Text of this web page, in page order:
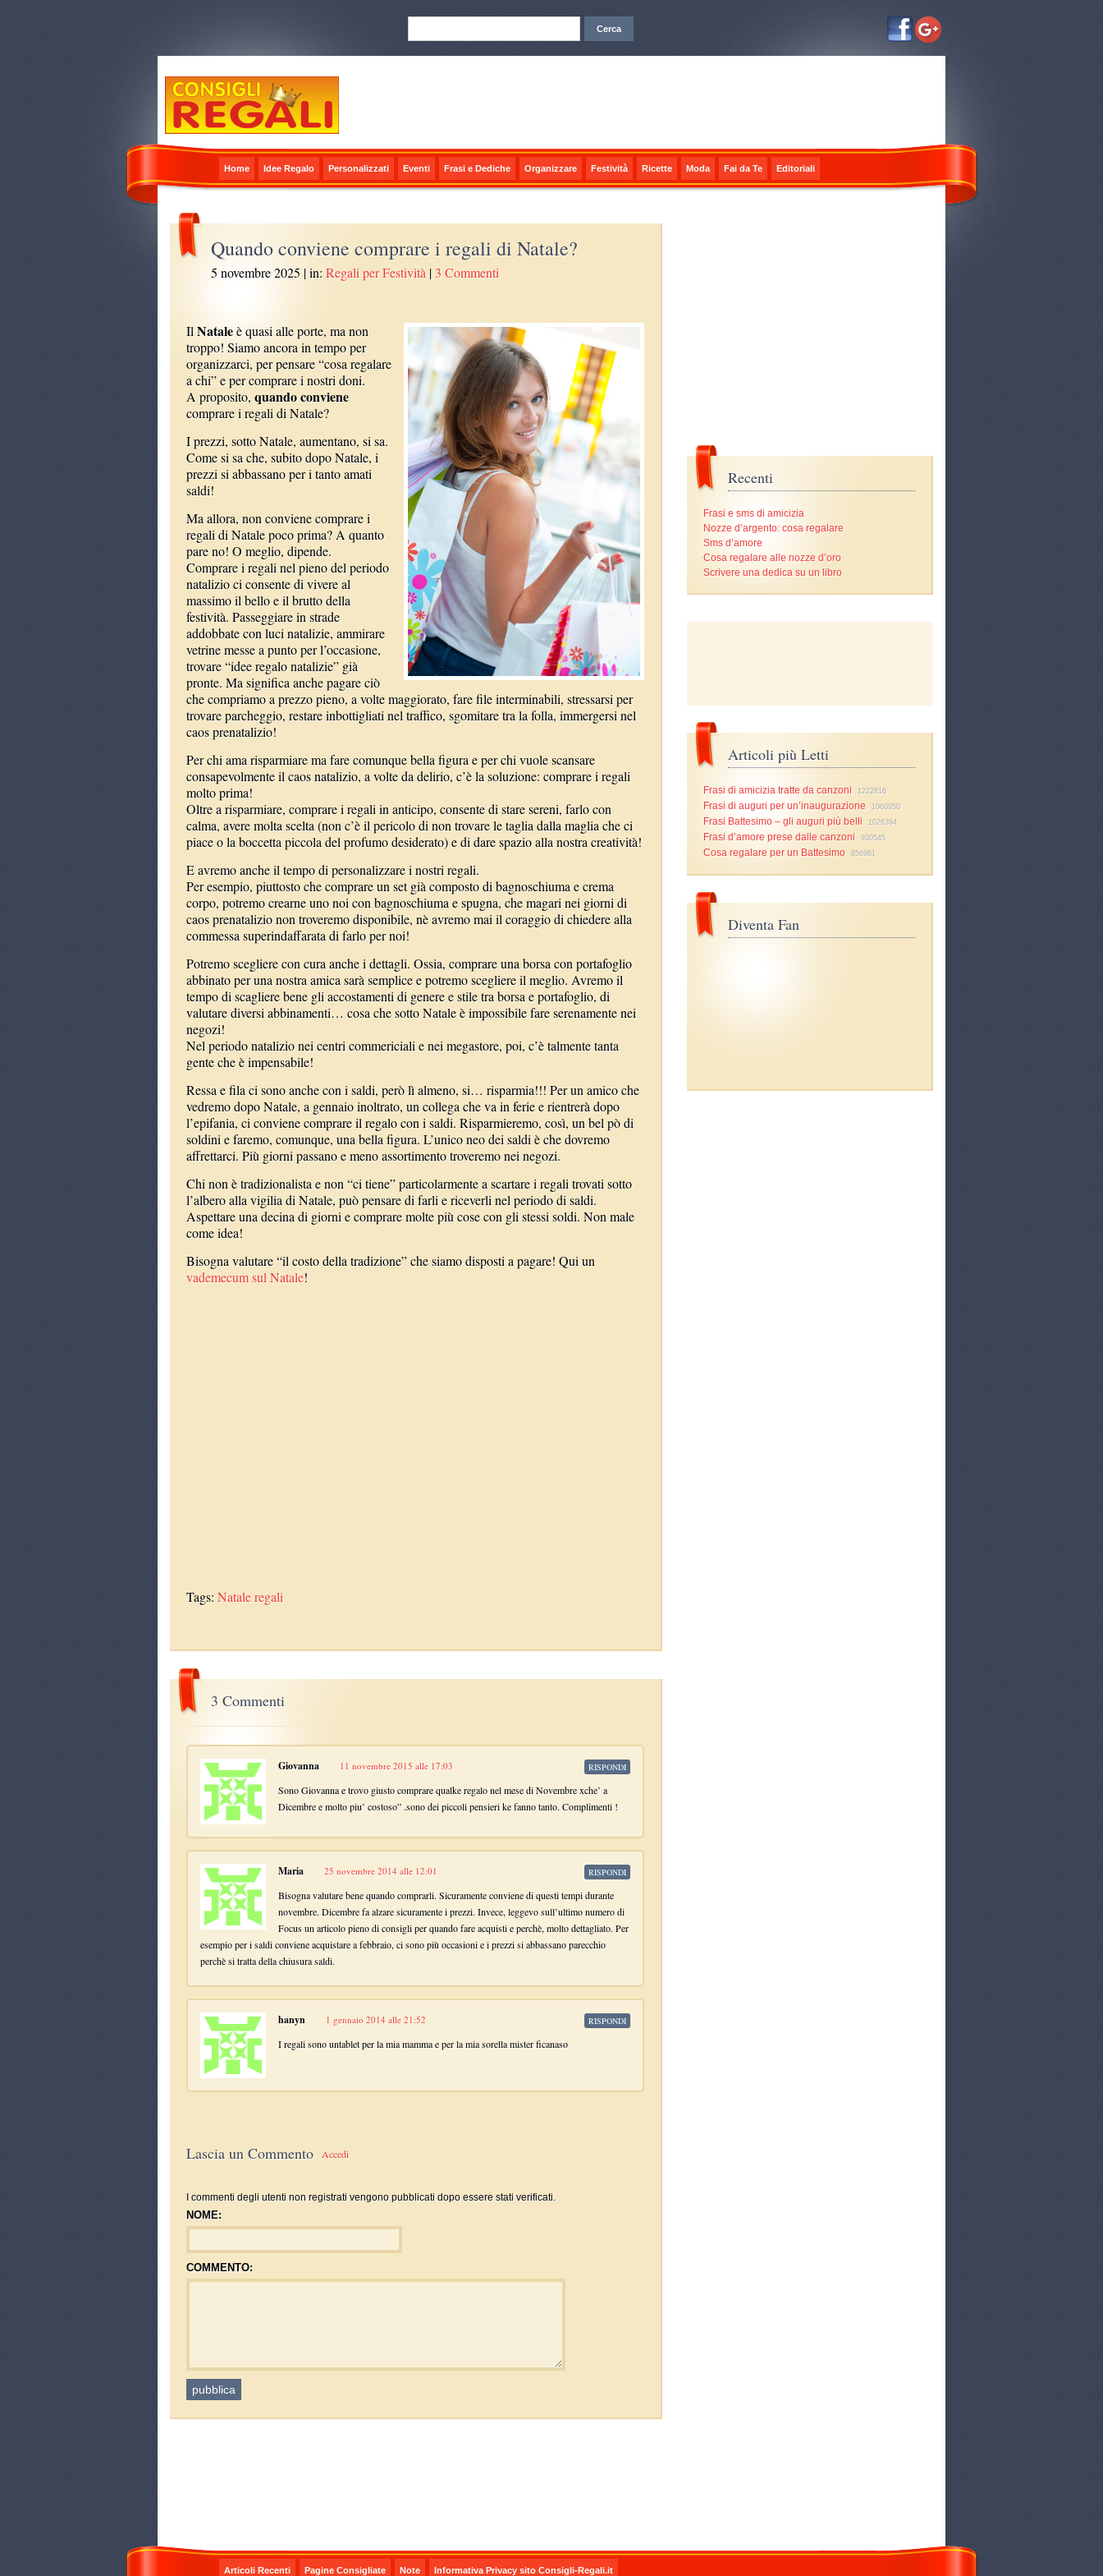
Home Idee Regalo Personalizzati Eventi Frasi e Dediche Organizzare Festività Ricette Moda Fai da Te Editoriali
Quando conviene comprare i regali di Natale?
5 novembre 2025 | in:Regali per Festività | 3 Commenti
IlNataleè quasi alle porte, ma non
troppo! Siamo ancora in tempo per
organizzarci, per pensare “cosa regalare
a chi” e per comprare i nostri doni.
A proposito, quando conviene
comprare i regali di Natale?
I prezzi, sotto Natale, aumentano, si sa.
Come si sa che, subito dopo Natale, i
prezzi si abbassano per i tanto amati
saldi!
Ma allora, non conviene comprare i
regali di Natale poco prima? A quanto
pare no! O meglio, dipende.
Comprare i regali nel pieno del periodo
natalizio ci consente di vivere al
massimo il bello e il brutto della
festività. Passeggiare in strade
addobbate con luci natalizie, ammirare
vetrine messe a punto per l’occasione,
trovare “idee regalo natalizie” già
pronte. Ma significa anche pagare ciò
che compriamo a prezzo pieno, a volte maggiorato, fare file interminabili, stressarsi per
trovare parcheggio, restare inbottigliati nel traffico, sgomitare tra la folla, immergersi nel
caos prenatalizio!
Per chi ama risparmiare ma fare comunque bella figura e per chi vuole scansare
consapevolmente il caos natalizio, a volte da delirio, c’è la soluzione: comprare i regali
molto prima!
Oltre a risparmiare, comprare i regali in anticipo, consente di stare sereni, farlo con
calma, avere molta scelta (non c’è il pericolo di non trovare le taglia dalla maglia che ci
piace o la boccetta piccola del profumo desiderato) e di dare spazio alla nostra creatività!
E avremo anche il tempo di personalizzare i nostri regali.
Per esempio, piuttosto che comprare un set già composto di bagnoschiuma e crema
corpo, potremo crearne uno noi con bagnoschiuma e spugna, che magari nei giorni di
caos prenatalizio non troveremo disponibile, nè avremo mai il coraggio di chiedere alla
commessa superindaffarata di farlo per noi!
Potremo scegliere con cura anche i dettagli. Ossia, comprare una borsa con portafoglio
abbinato per una nostra amica sarà semplice e potremo scegliere il meglio. Avremo il
tempo di scagliere bene gli accostamenti di genere e stile tra borsa e portafoglio, di
valutare diversi abbinamenti… cosa che sotto Natale è impossibile fare serenamente nei
negozi!
Nel periodo natalizio nei centri commericiali e nei megastore, poi, c’è talmente tanta
gente che è impensabile!
Ressa e fila ci sono anche con i saldi, però lì almeno, si… risparmia!!! Per un amico che
vedremo dopo Natale, a gennaio inoltrato, un collega che va in ferie e rientrerà dopo
l’epifania, ci conviene comprare il regalo con i saldi. Risparmieremo, così, un bel pò di
soldini e faremo, comunque, una bella figura. L’unico neo dei saldi è che dovremo
affrettarci. Più giorni passano e meno assortimento troveremo nei negozi.
Chi non è tradizionalista e non “ci tiene” particolarmente a scartare i regali trovati sotto
l’albero alla vigilia di Natale, può pensare di farli e riceverli nel periodo di saldi.
Aspettare una decina di giorni e comprare molte più cose con gli stessi soldi. Non male
come idea!
Bisogna valutare “il costo della tradizione” che siamo disposti a pagare! Qui un
vademecum sul Natale!
Tags:Nataleregali
Recenti
Frasi e sms di amicizia
Nozze d’argento: cosa regalare
Sms d’amore
Cosa regalare alle nozze d’oro
Scrivere una dedica su un libro
Articoli più Letti
Frasi di amicizia tratte da canzoni 1222816
Frasi di auguri per un’inaugurazione 1060950
Frasi Battesimo – gli auguri più belli 1026394
Frasi d’amore prese dalle canzoni 930545
Cosa regalare per un Battesimo 856961
Diventa Fan
3 Commenti
Giovanna 11 novembre 2015 alle 17:03
Sono Giovanna e trovo giusto comprare qualke regalo nel mese di Novembre xche’ a
Dicembre e molto piu’ costoso” .sono dei piccoli pensieri ke fanno tanto. Complimenti !
RISPONDI
Maria 25 novembre 2014 alle 12:01
Bisogna valutare bene quando comprarli. Sicuramente conviene di questi tempi durante
novembre. Dicembre fa alzare sicuramente i prezzi. Invece, leggevo sull’ultimo numero di
Focus un articolo pieno di consigli per quando fare acquisti e perchè, molto dettagliato. Per
esempio per i saldi conviene acquistare a febbraio, ci sono più occasioni e i prezzi si abbassano parecchio
perchè si tratta della chiusura saldi.
RISPONDI
hanyn 1 gennaio 2014 alle 21:52
I regali sono untablet per la mia mamma e per la mia sorella mister ficanaso
RISPONDI
Lascia un Commento Accedi
I commenti degli utenti non registrati vengono pubblicati dopo essere stati verificati.
NOME:
COMMENTO:
Articoli Recenti Pagine Consigliate Note Informativa Privacy sito Consigli-Regali.it